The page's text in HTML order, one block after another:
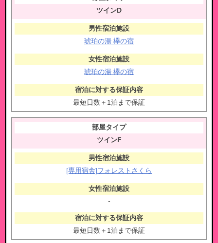
ツインD
琥珀の湯 欅の宿
琥珀の湯 欅の宿
最短日数＋1泊まで保証
ツインF
[専用宿舎]フォレストさくら
-
最短日数＋1泊まで保証